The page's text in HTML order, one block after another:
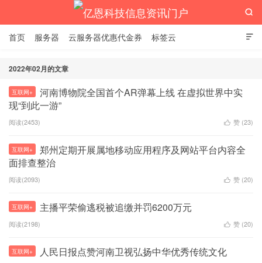
亿恩科技信息资讯门户

首页 服务器 云服务器优惠代金券 标签云

2022年02月的文章
互联网+
河南博物院全国首个AR弹幕上线 在虚拟世界中实
现“到此一游”
阅读(2453)  赞 (23)
互联网+
郑州定期开展属地移动应用程序及网站平台内容全
面排查整治 ​
阅读(2093)  赞 (20)
互联网+ 主播平荣偷逃税被追缴并罚6200万元
阅读(2198)  赞 (20)
互联网+ 人民日报点赞河南卫视弘扬中华优秀传统文化